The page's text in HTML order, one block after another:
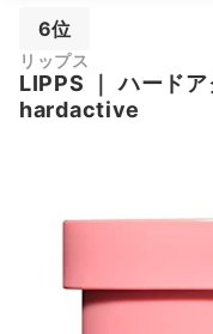
6位
リップス
LIPPS ｜ハード
hardactive